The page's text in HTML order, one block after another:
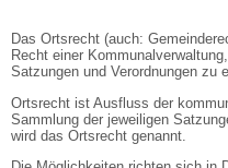
Das Ortsrecht (auch:
Recht einer
Satzungen und Verordnungen zu
Ortsrecht ist Ausfluss der
Sammlung der jeweiligen
wird das Ortsrecht genannt.